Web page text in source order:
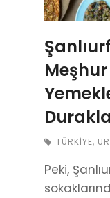
TÜRKIYE,
Peki,